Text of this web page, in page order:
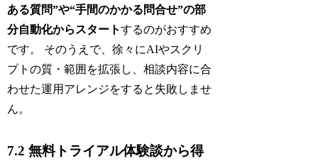
ある質問”や“手間のかかる問合せ”の部
分自動化からスタートするのがおすすめ
です。 そのうえで、徐々にAIやスクリ
プトの質・範囲を拡張し、相談内容に合
わせた運用アレンジをすると失敗しませ
ん。
7.2 無料トライアル体験談から得